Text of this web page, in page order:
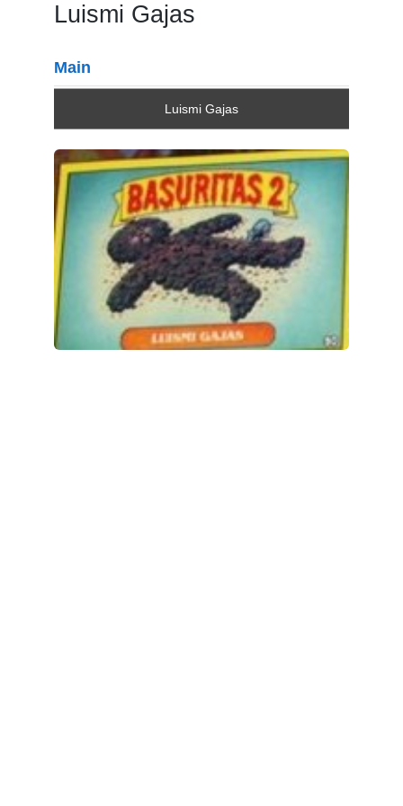
Luismi Gajas
Main
Luismi Gajas